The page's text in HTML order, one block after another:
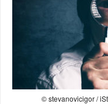
© stevanovicigor /